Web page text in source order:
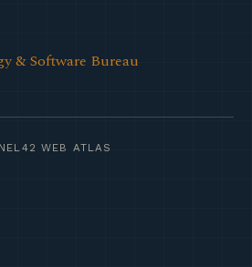
& Software Bureau
WEB ATLAS